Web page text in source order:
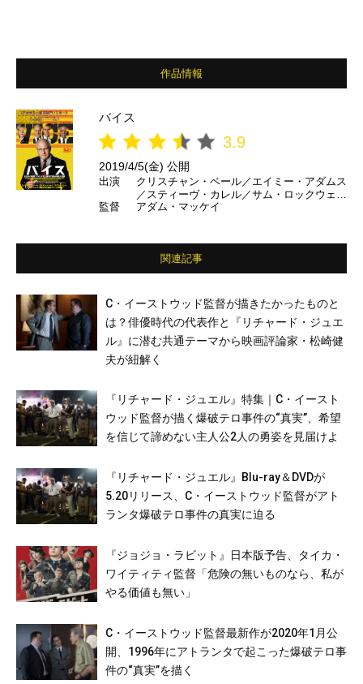
作品情報
バイス
3.9
2019/4/5(金) 公開
出演
クリスチャン・ベール／エイミー・アダムス
／スティーヴ・カレル／サム・ロックウェ
ル ほか
監督 アダム・マッケイ
関連記事
C・イーストウッド監督が描きたかったものと
は？俳優時代の代表作と『リチャード・ジュエ
ル』に潜む共通テーマから映画評論家・松崎健
夫が紐解く
『リチャード・ジュエル』特集｜C・イースト
ウッド監督が描く爆破テロ事件の“真実”、希望
を信じて諦めない主人公2人の勇姿を見届けよ
『リチャード・ジュエル』Blu-ray＆DVDが
5.20リリース、C・イーストウッド監督がアト
ランタ爆破テロ事件の真実に迫る
『ジョジョ・ラビット』日本版予告、タイカ・
ワイティティ監督「危険の無いものなら、私が
やる価値も無い」
C・イーストウッド監督最新作が2020年1月公
開、1996年にアトランタで起こった爆破テロ事
件の“真実”を描く